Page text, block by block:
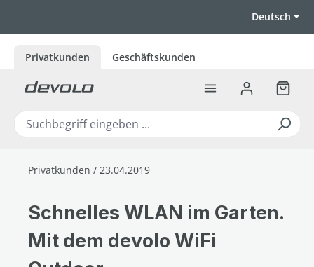
Deutsch
Privatkunden Geschäftskunden
Privatkunden / 23.04.2019
Schnelles WLAN im Garten.
Mit dem devolo WiFi